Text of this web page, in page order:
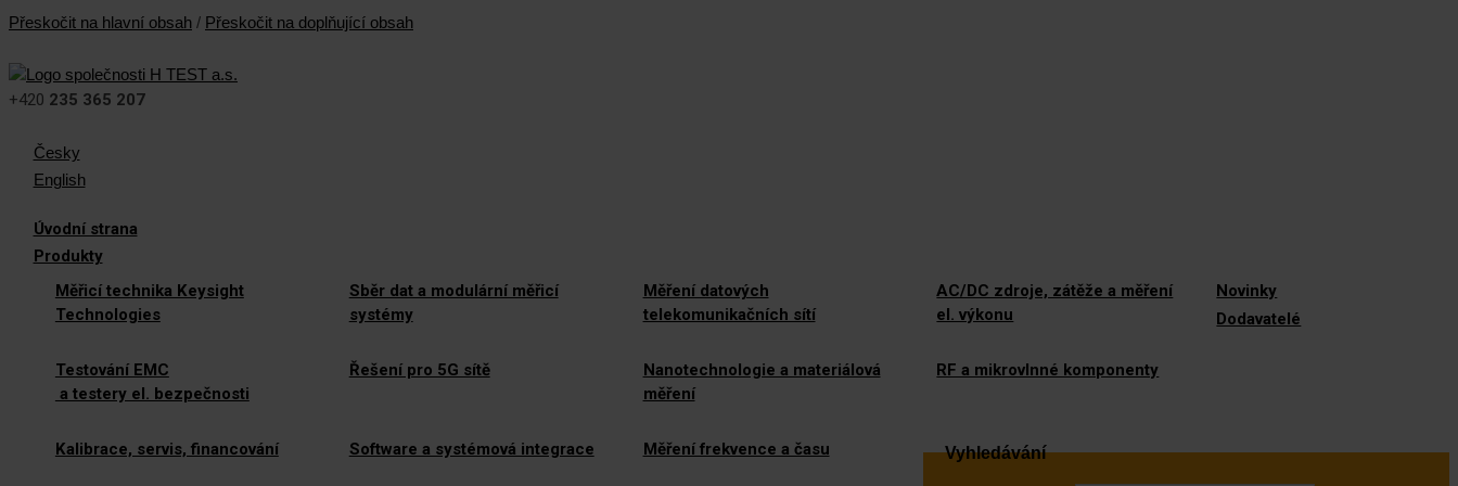
Přeskočit na hlavní obsah / Přeskočit na doplňující obsah
+420 235 365 207
Česky
English
Úvodní strana
Produkty
Měřicí technika Keysight
Technologies
Sběr dat a modulární měřicí
systémy
Měření datových
telekomunikačních sítí
AC/DC zdroje, zátěže a měření
el. výkonu
Testování EMC
a testery el. bezpečnosti
Řešení pro 5G sítě
Nanotechnologie a materiálová
měření
RF a mikrovlnné komponenty
Kalibrace, servis, financování Software a systémová integrace Měření frekvence a času
Novinky
Dodavatelé
Vyhledávání